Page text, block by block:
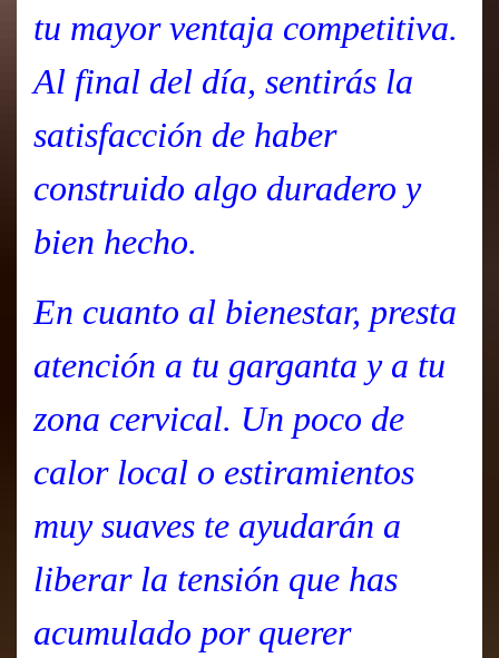
tu mayor ventaja competitiva.
Al final del día, sentirás la
satisfacción de haber
construido algo duradero y
bien hecho.
En cuanto al bienestar, presta
atención a tu garganta y a tu
zona cervical. Un poco de
calor local o estiramientos
muy suaves te ayudarán a
liberar la tensión que has
acumulado por querer